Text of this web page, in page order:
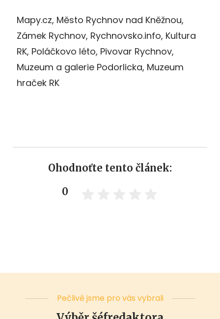
Mapy.cz, Město Rychnov nad Kněžnou,
Zámek Rychnov, Rychnovsko.info, Kultura
RK, Poláčkovo léto, Pivovar Rychnov,
Muzeum a galerie Podorlicka, Muzeum
hraček RK
Ohodnoťte tento článek:
0
Pečlivě jsme pro vás vybrali